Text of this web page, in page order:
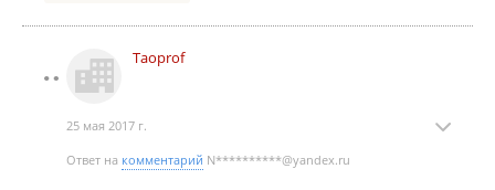
сотрудников!Taoprof
25 мая 2017 г.
Ответ на комментарий N**********@yandex.ru